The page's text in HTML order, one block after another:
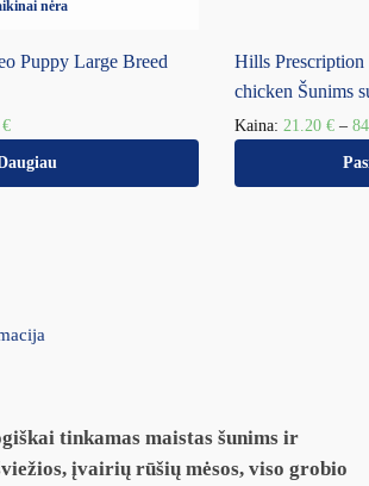
nėra
Puppy Large Breed
€
Hills
chicken Šunims
Kaina: 21.20 € –
tinkamas maistas šunims ir
įvairių rūšių mėsos, viso grobio